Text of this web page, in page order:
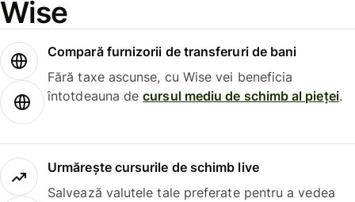
Wise
Compară furnizorii de transferuri de bani
Fără taxe ascunse, cu Wise vei beneficia
întotdeauna decursul mediu de schimb al pieței.
Urmărește cursurile de schimb live
Salvează valutele tale preferate pentru a vedea